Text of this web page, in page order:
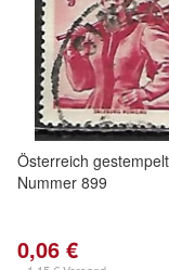
Österreich
Nummer 899
0,06 €